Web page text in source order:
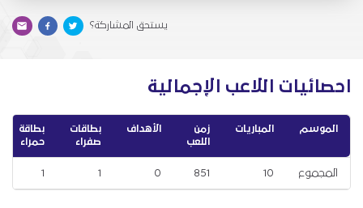
يستحق المشاركة؟
احصائيات اللاعب الإجمالية
الموسم المباريات
زمن
اللعب
الأهداف
بطاقات
صفراء
بطاقة
حمراء
المجموع 10
851
0
1
1